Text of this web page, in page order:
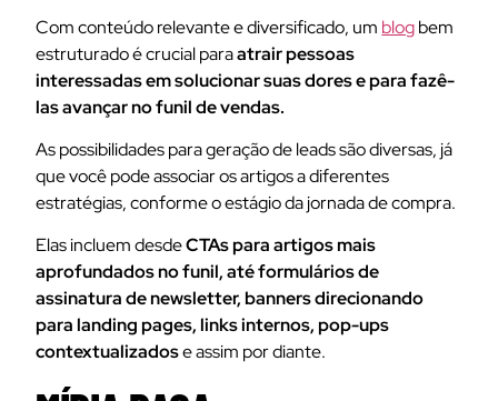
Com conteúdo relevante e diversificado, um blogbem
estruturado é crucial paraatrair pessoas
interessadas em solucionar suas dores e para fazê-
las avançar no funil de vendas.
As possibilidades para geração de leads são diversas, já
que você pode associar os artigos a diferentes
estratégias, conforme o estágio da jornada de compra.
Elas incluem desdeCTAs para artigos mais
aprofundados no funil, até formulários de
assinatura de newsletter, banners direcionando
para landing pages, links internos, pop-ups
contextualizadose assim por diante.